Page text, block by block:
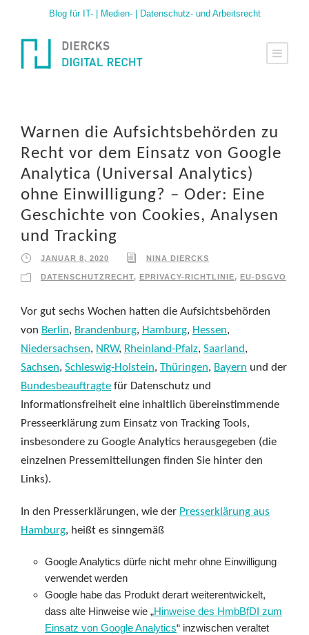
Blog für IT- | Medien- | Datenschutz- und Arbeitsrecht
Warnen die Aufsichtsbehörden zu
Recht vor dem Einsatz von Google
Analytica (Universal Analytics)
ohne Einwilligung? – Oder: Eine
Geschichte von Cookies, Analysen
und Tracking
JANUAR 8, 2020 NINA DIERCKS
DATENSCHUTZRECHT, EPRIVACY-RICHTLINIE, EU-DSGVO
Vor gut sechs Wochen hatten die Aufsichtsbehörden
von Berlin, Brandenburg, Hamburg, Hessen,
Niedersachsen, NRW, Rheinland-Pfalz, Saarland,
Sachsen, Schleswig-Holstein, Thüringen, Bayern und der
Bundesbeauftragte für Datenschutz und
Informationsfreiheit eine inhaltlich übereinstimmende
Presseerklärung zum Einsatz von Tracking Tools,
insbesondere zu Google Analytics herausgegeben (die
einzelnen Pressemitteilungen finden Sie hinter den
Links).
In den Presserklärungen, wie der Presserklärung aus
Hamburg, heißt es sinngemäß
Google Analytics dürfe nicht mehr ohne Einwilligung
verwendet werden
Google habe das Produkt derart weiterentwickelt,
dass alte Hinweise wie „Hinweise des HmbBfDI zum
Einsatz von Google Analytics“ inzwischen veraltet